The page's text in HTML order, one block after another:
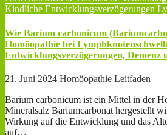
Kindliche Entwicklungsverzögerungen
Wie Barium carbonicum
Homöopathie bei
Entwicklungsverzögerungen, Demenz
21. Juni 2024 Homöopathie Leitfaden
Barium carbonicum ist ein Mittel in der
Mineralsalz Bariumcarbonat hergestellt
Wirkung auf die Entwicklung und das
auf…